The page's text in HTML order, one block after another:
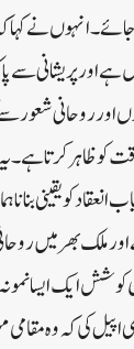
نے کہاکہ
ہے اور پریشانی
اور روحانی شعور
کو ظاہر کرتا
کو یقینی بنانا
اور ملک بھر میں
ایک ایسا
کی کہ وہ مقامی